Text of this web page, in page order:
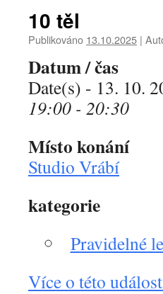
10 těl
Publikováno 13.10.2025 |
Datum / čas
Date(s) - 13. 10.
19:00 - 20:30
Místo konání
Studio Vrábí
kategorie
Pravidelné
Více o této